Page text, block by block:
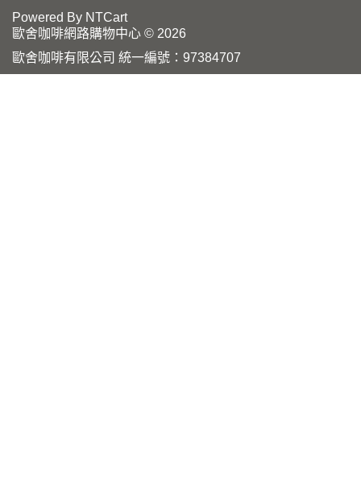
Powered By NTCart
歐舍咖啡網路購物中心 © 2026
歐舍咖啡有限公司 統一編號：97384707